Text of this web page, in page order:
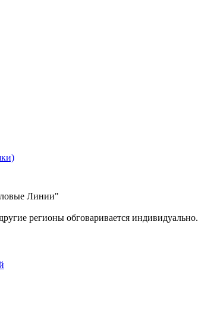
Линии"
регионы обговаривается индивидуально.